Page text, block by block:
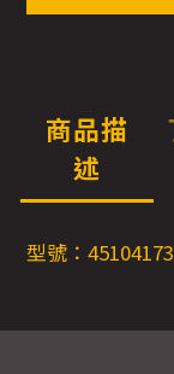
商品描
述
型號：